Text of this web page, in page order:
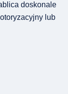
doskonale
lub